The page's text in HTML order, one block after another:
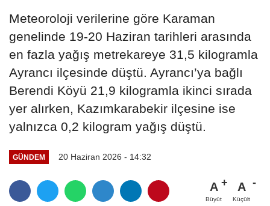
Meteoroloji verilerine göre Karaman
genelinde 19-20 Haziran tarihleri arasında
en fazla yağış metrekareye 31,5 kilogramla
Ayrancı ilçesinde düştü. Ayrancı’ya bağlı
Berendi Köyü 21,9 kilogramla ikinci sırada
yer alırken, Kazımkarabekir ilçesine ise
yalnızca 0,2 kilogram yağış düştü.
GÜNDEM 20 Haziran 2026 - 14:32
A
Büyüt
A
Küçült